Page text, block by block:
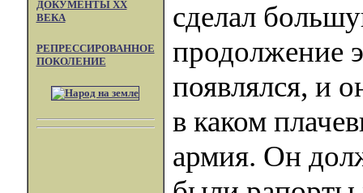
ДОКУМЕНТЫ XX
ВЕКА
РЕПРЕССИРОВАННОЕ
ПОКОЛЕНИЕ
сделал
продолжение
появлялся, и
в каком
армия. Он